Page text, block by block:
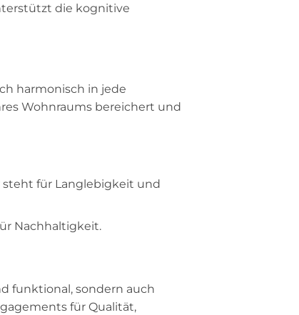
die kognitive
harmonisch in jede
Wohnraums bereichert und
steht für Langlebigkeit und
Nachhaltigkeit.
funktional, sondern auch
für Qualität,